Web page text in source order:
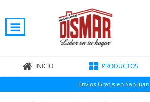
INICIO PRODUCTOS
Envios Gratis en San Juan